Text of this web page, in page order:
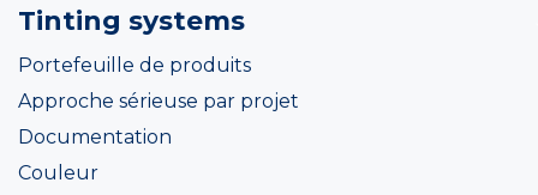
Tinting systems
Portefeuille de produits
Approche sérieuse par projet
Documentation
Couleur